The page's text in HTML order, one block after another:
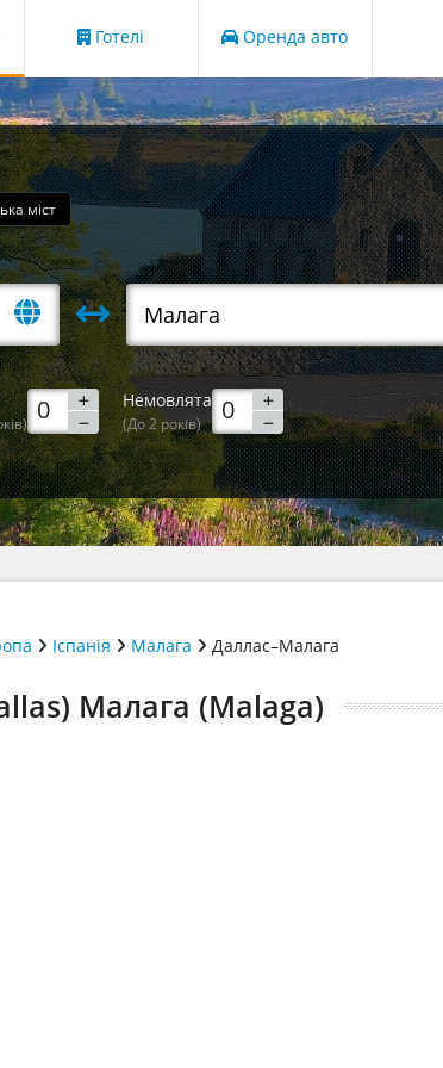
Готелі Оренда авто
міст
Немовлята
(До 2 років)
Іспанія Малага Даллас–Малага
Малага (Malaga)